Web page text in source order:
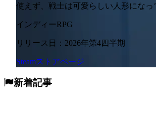
使えず、戦士は可愛らしい人形にな
インディーRPG
リリース日：2026年第4四半期
Steamストアページ
新着記事